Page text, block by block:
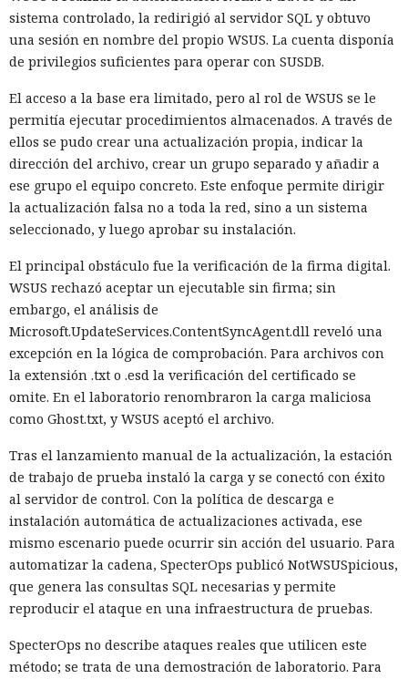
sistema controlado, la redirigió al servidor SQL y obtuvo
una sesión en nombre del propio WSUS. La cuenta disponía
de privilegios suficientes para operar con SUSDB.
El acceso a la base era limitado, pero al rol de WSUS se le
permitía ejecutar procedimientos almacenados. A través de
ellos se pudo crear una actualización propia, indicar la
dirección del archivo, crear un grupo separado y añadir a
ese grupo el equipo concreto. Este enfoque permite dirigir
la actualización falsa no a toda la red, sino a un sistema
seleccionado, y luego aprobar su instalación.
El principal obstáculo fue la verificación de la firma digital.
WSUS rechazó aceptar un ejecutable sin firma; sin
embargo, el análisis de
Microsoft.UpdateServices.ContentSyncAgent.dll reveló una
excepción en la lógica de comprobación. Para archivos con
la extensión .txt o .esd la verificación del certificado se
omite. En el laboratorio renombraron la carga maliciosa
como Ghost.txt, y WSUS aceptó el archivo.
Tras el lanzamiento manual de la actualización, la estación
de trabajo de prueba instaló la carga y se conectó con éxito
al servidor de control. Con la política de descarga e
instalación automática de actualizaciones activada, ese
mismo escenario puede ocurrir sin acción del usuario. Para
automatizar la cadena, SpecterOps publicó NotWSUSpicious,
que genera las consultas SQL necesarias y permite
reproducir el ataque en una infraestructura de pruebas.
SpecterOps no describe ataques reales que utilicen este
método; se trata de una demostración de laboratorio. Para